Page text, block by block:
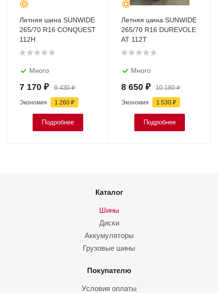
Летняя шина SUNWIDE
265/70 R16 CONQUEST
112H
Много
7 170 ₽ 8 430₽
Экономия 1 260 ₽
Подробнее
Летняя шина SUNWIDE
265/70 R16 DUREVOLE
AT 112T
Много
8 650 ₽ 10 180₽
Экономия 1 530 ₽
Подробнее
Каталог
Шины
Диски
Аккумуляторы
Грузовые шины
Покупателю
Условия оплаты